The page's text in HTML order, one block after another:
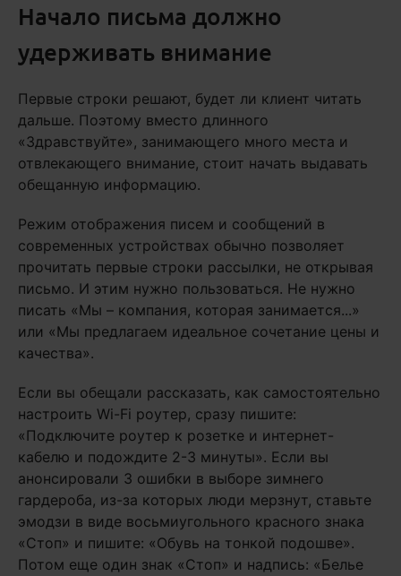
Начало письма должно
удерживать внимание
Первые строки решают, будет ли клиент читать
дальше. Поэтому вместо длинного
«Здравствуйте», занимающего много места и
отвлекающего внимание, стоит начать выдавать
обещанную информацию.
Режим отображения писем и сообщений в
современных устройствах обычно позволяет
прочитать первые строки рассылки, не открывая
письмо. И этим нужно пользоваться. Не нужно
писать «Мы – компания, которая занимается...»
или «Мы предлагаем идеальное сочетание цены и
качества».
Если вы обещали рассказать, как самостоятельно
настроить Wi-Fi роутер, сразу пишите:
«Подключите роутер к розетке и интернет-
кабелю и подождите 2-3 минуты». Если вы
анонсировали 3 ошибки в выборе зимнего
гардероба, из-за которых люди мерзнут, ставьте
эмодзи в виде восьмиугольного красного знака
«Стоп» и пишите: «Обувь на тонкой подошве».
Потом еще один знак «Стоп» и надпись: «Белье